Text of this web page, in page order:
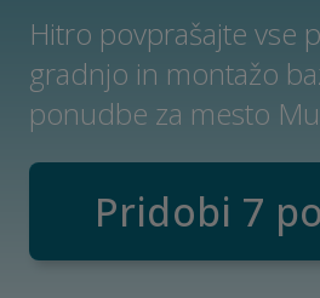
Hitro povprašajte vse
gradnjo in montažo
ponudbe za mesto
Pridobi 7